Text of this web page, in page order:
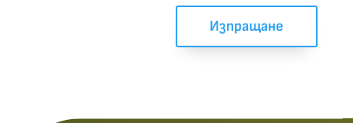
Изпращане